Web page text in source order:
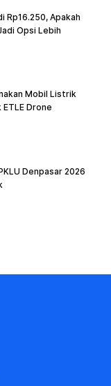
Rp16.250, Apakah
Opsi Lebih
Mobil Listrik
Drone
Denpasar 2026